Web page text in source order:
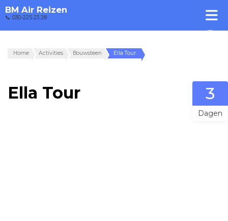
BM Air Reizen
📞 030-225 23 28
Home Activities Bouwsteen Ella Tour
Ella Tour 3
Dagen